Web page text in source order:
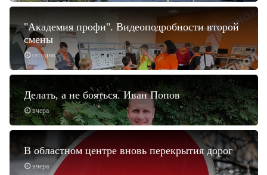
сегодня
"Академия профи". Видеоподробности второй
смены
вчера
Делать, а не бояться. Иван Попов
вчера
В областном центре вновь перекрытия дорог